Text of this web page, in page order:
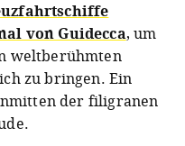
von Guidecca, um
weltberühmten
zu bringen. Ein
der filigranen